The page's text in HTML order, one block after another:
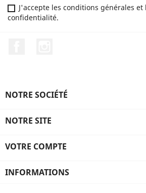
J'accepte les conditions générales
confidentialité.
NOTRE SOCIÉTÉ
NOTRE SITE
VOTRE COMPTE
INFORMATIONS